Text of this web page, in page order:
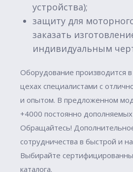
устройства);
защиту для
заказать
индивидуальным
Оборудование производится
цехах специалистами с
и опытом. В предложенном
+4000 постоянно
Обращайтесь!
сотрудничества в быстрой и
Выбирайте
каталога.